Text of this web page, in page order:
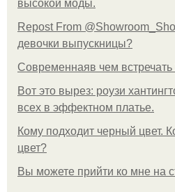
высокой моды.
Repost From
девочки выпускницы?
Современнаяв чем встречать
Вот это вырез: роузи
всех в эффектном платьe.
Кому подходит черный цвет.
цвет?
Вы можете прийти ко мне на